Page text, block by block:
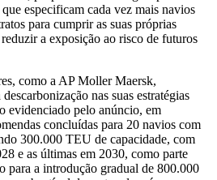
especificam cada vez mais navios
para cumprir as suas próprias
a exposição ao risco de futuros
como a AP Moller Maersk,
nas suas estratégias
evidenciado pelo anúncio, em
concluídas para 20 navios com
300.000 TEU de capacidade, com
e as últimas em 2030, como parte
para a introdução gradual de 800.000